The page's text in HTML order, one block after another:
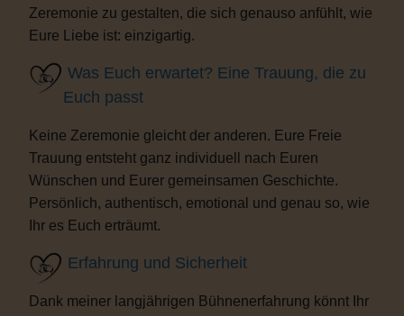
Zeremonie zu gestalten, die sich genauso anfühlt, wie
Eure Liebe ist: einzigartig.
Was Euch erwartet? Eine Trauung, die zu
Euch passt
Keine Zeremonie gleicht der anderen. Eure Freie
Trauung entsteht ganz individuell nach Euren
Wünschen und Eurer gemeinsamen Geschichte.
Persönlich, authentisch, emotional und genau so, wie
Ihr es Euch erträumt.
Erfahrung und Sicherheit
Dank meiner langjährigen Bühnenerfahrung könnt Ihr